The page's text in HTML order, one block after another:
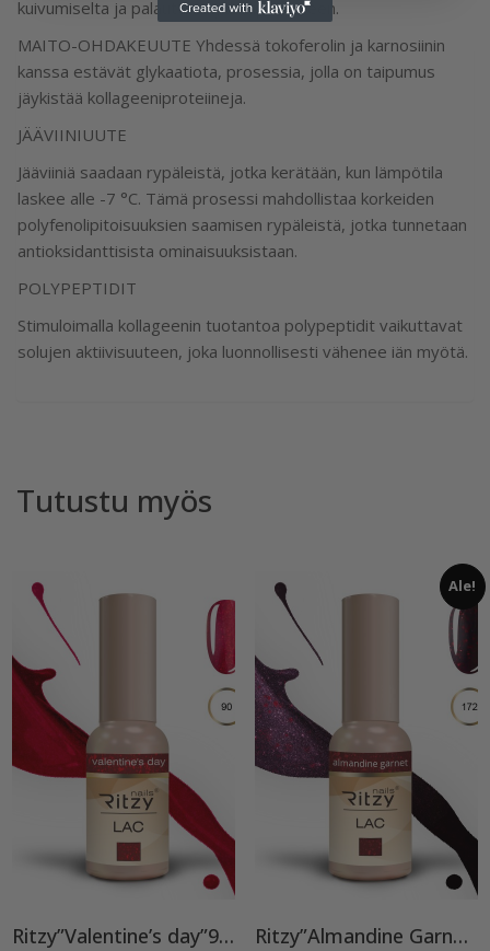
kuivumiselta ja palauttaa hydrolipidiesteen.
MAITO-OHDAKEUUTE Yhdessä tokoferolin ja karnosiinin
kanssa estävät glykaatiota, prosessia, jolla on taipumus
jäykistää kollageeniproteiineja.
JÄÄVIINIUUTE
Jääviiniä saadaan rypäleistä, jotka kerätään, kun lämpötila
laskee alle -7 °C. Tämä prosessi mahdollistaa korkeiden
polyfenolipitoisuuksien saamisen rypäleistä, jotka tunnetaan
antioksidanttisista ominaisuuksistaan.
POLYPEPTIDIT
Stimuloimalla kollageenin tuotantoa polypeptidit vaikuttavat
solujen aktiivisuuteen, joka luonnollisesti vähenee iän myötä.
Tutustu myös
Ritzy”Valentine’s day”90, geelilakka TPO vapaa
Ale!
Ritzy”Almandine Garnet”,9 ml TPO-VAPAA